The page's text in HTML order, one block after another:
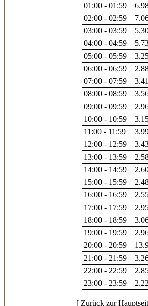
01:00 - 01:59
02:00 - 02:59
03:00 - 03:59
04:00 - 04:59
05:00 - 05:59
06:00 - 06:59
07:00 - 07:59
08:00 - 08:59
09:00 - 09:59
10:00 - 10:59
11:00 - 11:59
12:00 - 12:59
13:00 - 13:59
14:00 - 14:59
15:00 - 15:59
16:00 - 16:59
17:00 - 17:59
18:00 - 18:59
19:00 - 19:59
20:00 - 20:59
21:00 - 21:59
22:00 - 22:59
23:00 - 23:59
[ Zurück zur